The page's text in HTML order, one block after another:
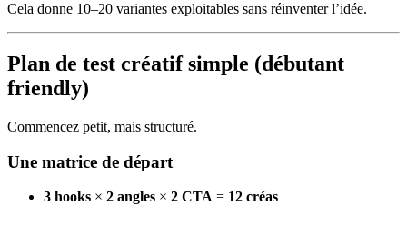
Cela donne 10–20 variantes exploitables sans réinventer l’idée.
Plan de test créatif simple (débutant
friendly)
Commencez petit, mais structuré.
Une matrice de départ
3 hooks × 2 angles × 2 CTA = 12 créas